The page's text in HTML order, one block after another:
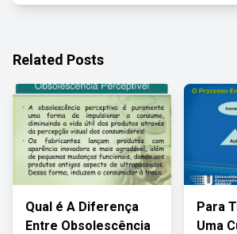
Related Posts
Qual é A Diferença
Entre Obsolescência
Para
Uma